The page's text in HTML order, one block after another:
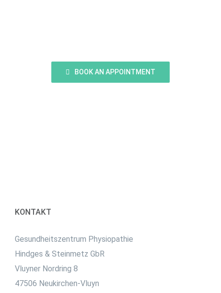
BOOK AN APPOINTMENT
KONTAKT
Gesundheitszentrum Physiopathie
Hindges & Steinmetz GbR
Vluyner Nordring 8
47506 Neukirchen-Vluyn